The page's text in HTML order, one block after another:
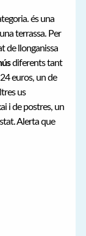
és una
terrassa. Per
de llonganissa
diferents tant
euros, un de
us
i de postres, un
Alerta que